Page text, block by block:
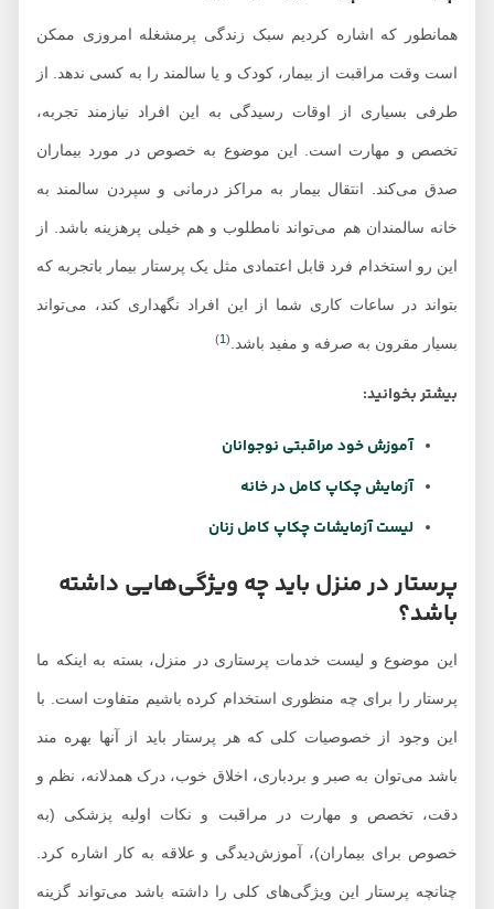
همانطور که اشاره کردیم سبک زندگی پرمشغله امروزی ممکن
است وقت مراقبت از بیمار، کودک و یا سالمند را به کسی ندهد. از
طرفی بسیاری از اوقات رسیدگی به این افراد نیازمند تجربه،
تخصص و مهارت است. این موضوع به خصوص در مورد بیماران
صدق می‌کند. انتقال بیمار به مراکز درمانی و سپردن سالمند به
خانه سالمندان هم می‌تواند نامطلوب و هم خیلی پرهزینه باشد. از
این رو استخدام فرد قابل اعتمادی مثل یک پرستار بیمار باتجربه که
بتواند در ساعات کاری شما از این افراد نگهداری کند، می‌تواند
بسیار مقرون به صرفه و مفید باشد. 1
)
بیشتر بخوانید:
آموزش خود مراقبتی نوجوانان
آزمایش چکاپ کامل در خانه
لیست آزمایشات چکاپ کامل زنان
پرستار در منزل باید چه ویژگی‌هایی داشته
باشد؟
این موضوع و لیست خدمات پرستاری در منزل، بسته به اینکه ما
پرستار را برای چه منظوری استخدام کرده باشیم متفاوت است. با
این وجود از خصوصیات کلی که هر پرستار باید از آنها بهره مند
باشد می‌توان به صبر و بردباری، اخلاق خوب، درک همدلانه، نظم و
دقت، تخصص و مهارت در مراقبت و نکات اولیه پزشکی (به
خصوص برای بیماران)، آموزش‌دیدگی و علاقه به کار اشاره کرد.
چنانچه پرستار این ویژگی‌های کلی را داشته باشد می‌تواند گزینه